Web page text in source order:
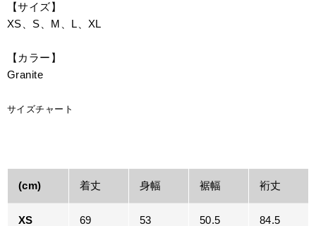
【サイズ】
XS、S、M、L、XL
【カラー】
Granite
サイズチャート
(cm) 着丈 身幅 裾幅 裄丈
XS 69 53 50.5 84.5